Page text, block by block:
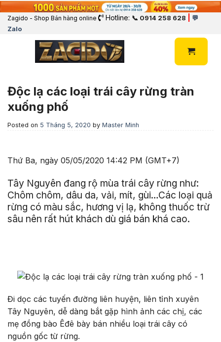
Zagido - Shop Bán hàng online Hotline: 📞 0914 258 628
💬
Zalo
Độc lạ các loại trái cây rừng tràn
xuống phố
Posted on 5 Tháng 5, 2020 by Master Minh
Thứ Ba, ngày 05/05/2020 14:42 PM (GMT+7)
Tây Nguyên đang rộ mùa trái cây rừng như:
Chôm chôm, dâu da, vải, mít, gùi…Các loại quả
rừng có màu sắc, hương vị lạ, không thuốc trừ
sâu nên rất hút khách dù giá bán khá cao.
Đi dọc các tuyến đường liên huyện, liên tỉnh xuyên
Tây Nguyên, dễ dàng bắt gặp hình ảnh các chị, các
mẹ đồng bào Êđê bày bán nhiều loại trái cây có
nguồn gốc từ rừng.